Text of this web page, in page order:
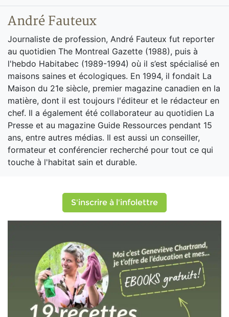
André Fauteux
Journaliste de profession, André Fauteux fut reporter
au quotidien The Montreal Gazette (1988), puis à
l'hebdo Habitabec (1989-1994) où il s’est spécialisé en
maisons saines et écologiques. En 1994, il fondait La
Maison du 21e siècle, premier magazine canadien en la
matière, dont il est toujours l'éditeur et le rédacteur en
chef. Il a également été collaborateur au quotidien La
Presse et au magazine Guide Ressources pendant 15
ans, entre autres médias. Il est aussi un conseiller,
formateur et conférencier recherché pour tout ce qui
touche à l'habitat sain et durable.
S'inscrire à l'infolettre